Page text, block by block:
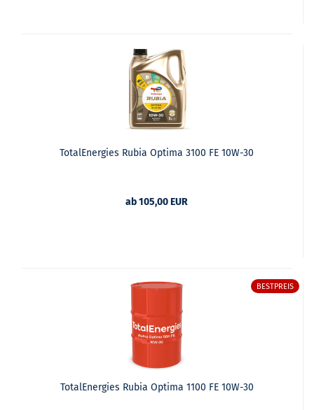
TotalEnergies Rubia Optima 3100 FE 10W-30
ab 105,00 EUR
BESTPREIS
TotalEnergies Rubia Optima 1100 FE 10W-30